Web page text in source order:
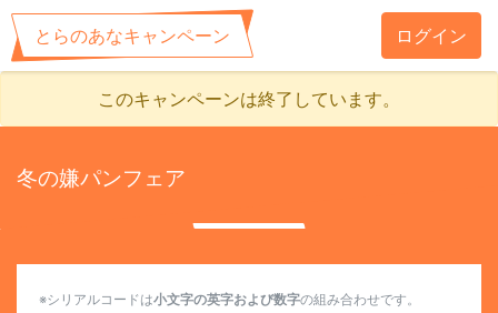
とらのあなキャンペーン ログイン
このキャンペーンは終了しています。
冬の嫌パンフェア
※シリアルコードは小文字の英字および数字の組み合わせです。